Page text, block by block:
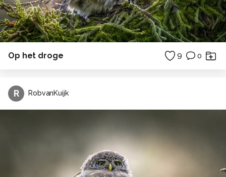
Op het droge 9 0
R RobvanKuijk